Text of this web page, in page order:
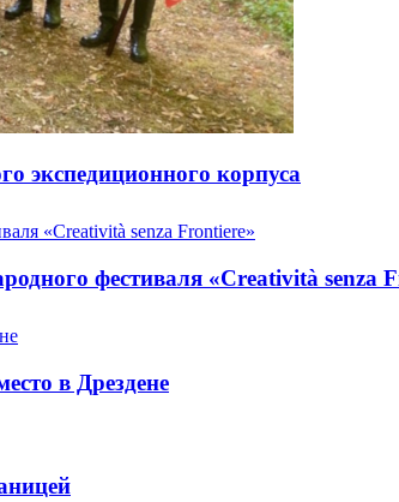
экспедиционного корпуса
фестиваля «Creatività senza
в Дрездене